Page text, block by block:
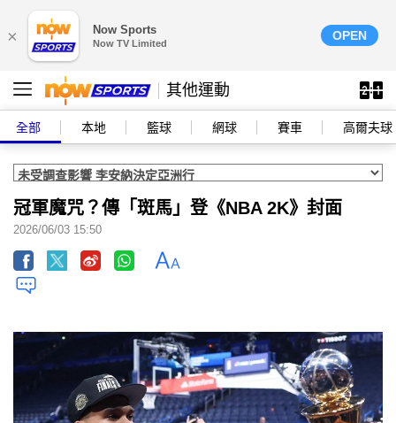
× Now Sports
Now TV Limited
OPEN
其他運動
全部 本地 籃球 網球 賽車 高爾夫球
冠軍魔咒？傳「斑馬」登《NBA 2K》封面
2026/06/03 15:50